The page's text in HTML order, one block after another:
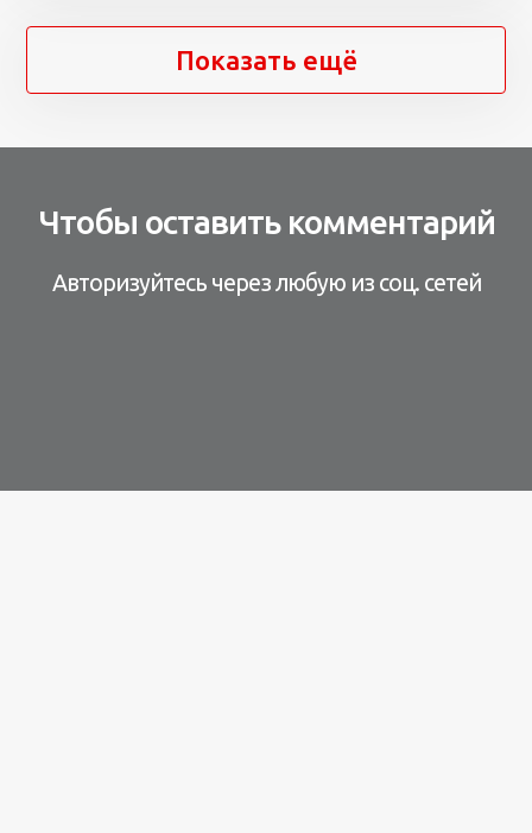
Показать ещё
Чтобы оставить комментарий
Авторизуйтесь через любую из соц. сетей